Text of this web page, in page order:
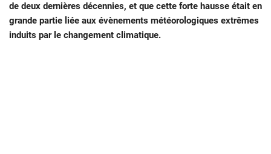
de deux dernières décennies, et que cette forte hausse était en
grande partie liée aux évènements météorologiques extrêmes
induits par le changement climatique.